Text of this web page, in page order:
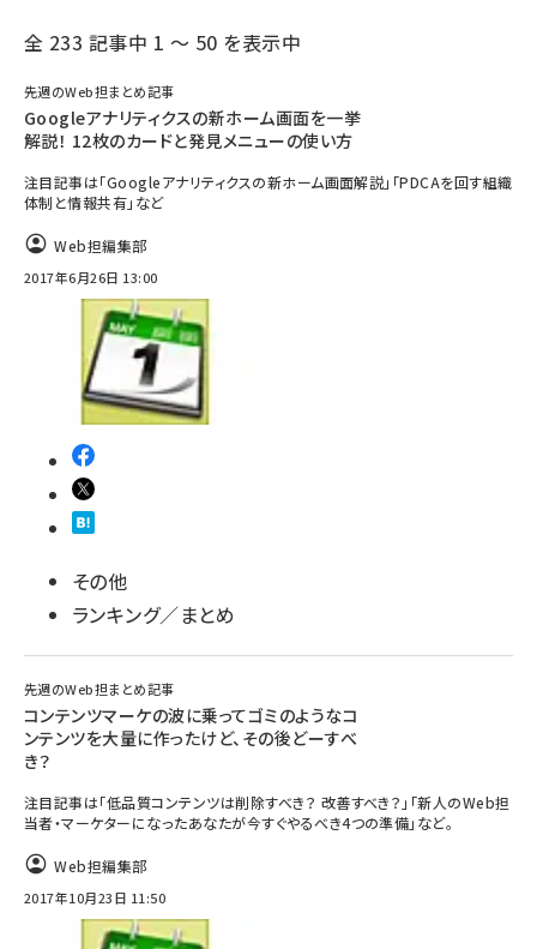
全 233 記事中 1 ～ 50 を表示中
先週のWeb担まとめ記事
Googleアナリティクスの新ホーム画面を一挙
解説！ 12枚のカードと発見メニューの使い方
注目記事は「Googleアナリティクスの新ホーム画面解説」「PDCAを回す組織
体制と情報共有」など
Web担編集部
2017年6月26日 13:00
その他
ランキング／まとめ
先週のWeb担まとめ記事
コンテンツマーケの波に乗ってゴミのようなコ
ンテンツを大量に作ったけど、その後どーすべ
き？
注目記事は「低品質コンテンツは削除すべき？ 改善すべき？」「新人のWeb担
当者・マーケターになったあなたが今すぐやるべき4つの準備」など。
Web担編集部
2017年10月23日 11:50